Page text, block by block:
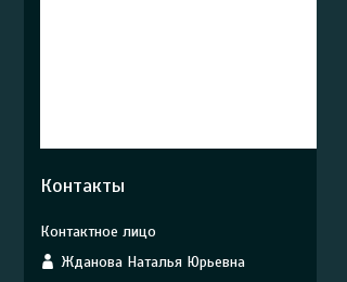
Контакты
Жданова Наталья Юрьевна